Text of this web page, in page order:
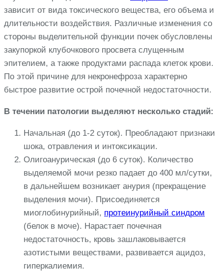
зависит от вида токсического вещества, его объема и
длительности воздействия. Различные изменения со
стороны выделительной функции почек обусловлены
закупоркой клубочкового просвета слущенным
эпителием, а также продуктами распада клеток крови.
По этой причине для некронефроза характерно
быстрое развитие острой почечной недостаточности.
В течении патологии выделяют несколько стадий:
Начальная (до 1-2 суток). Преобладают признаки
шока, отравления и интоксикации.
Олигоанурическая (до 6 суток). Количество
выделяемой мочи резко падает до 400 мл/сутки,
в дальнейшем возникает анурия (прекращение
выделения мочи). Присоединяется
миоглобинурийный, протеинурийный синдром
(белок в моче). Нарастает почечная
недостаточность, кровь зашлаковывается
азотистыми веществами, развивается ацидоз,
гиперкалиемия.